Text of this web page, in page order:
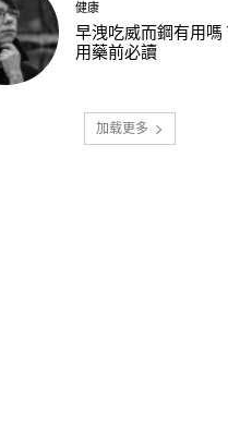
健康
早洩吃威而鋼有用嗎
用藥前必讀
加载更多